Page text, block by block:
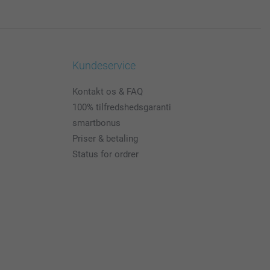
Kundeservice
Kontakt os & FAQ
100% tilfredshedsgaranti
smartbonus
Priser & betaling
Status for ordrer